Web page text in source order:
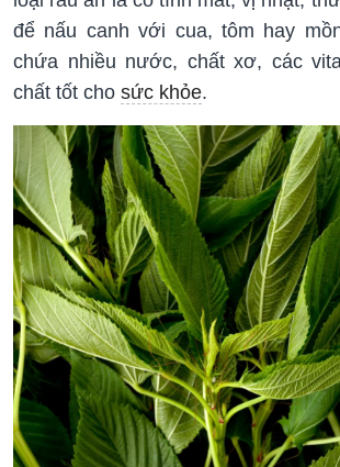
để nấu canh với cua, tôm hay
chứa nhiều nước, chất xơ, các
chất tốt cho sức khỏe.